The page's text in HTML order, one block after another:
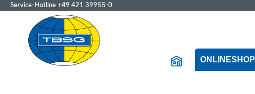
Service-Hotline +49 421 39955-0
ONLINESHOP